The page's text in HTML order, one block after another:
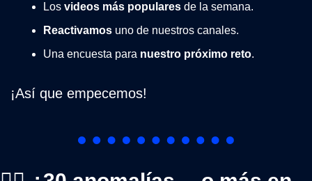
Los videos más populares de la semana.
Reactivamos uno de nuestros canales.
Una encuesta para nuestro próximo reto.
¡Así que empecemos!